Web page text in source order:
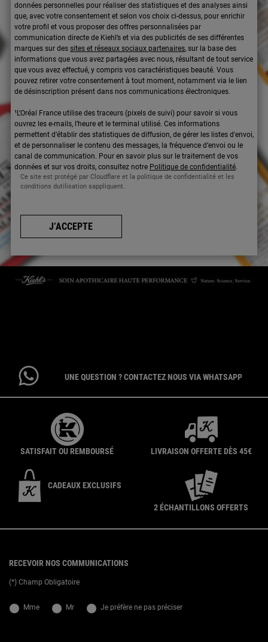
données personnelles pour réaliser des statistiques et des analyses ainsi
que, avec votre consentement et selon vos choix ci-dessus, pour enrichir
votre profil et vous proposer des offres personnalisées par
communication directe de Kiehl’s et via des publicités de ses différentes
marques sur des sites et réseaux sociaux partenaires, sur la base des
informations que vous avez partagées avec nous, résultant de tout service
que vous avez effectué, y compris vos caractéristiques beauté. Vous
pouvez retirer votre consentement à tout moment, notamment via le lien
de désinscription présent dans nos communications électroniques.
¹L’Oréal France utilise des traceurs (pixels de suivi) pour savoir si vous
ouvrez les e-mails, l’heure et le terminal utilisé. Ces informations
permettent d’établir des statistiques de diffusion, de gérer les listes d'envoi,
et de personnaliser le contenu des messages, la fréquence d’envoi ou le
canal de communication. Pour en savoir plus sur le traitement de vos
données et sur vos droits, consultez notre Politique de confidentialité.
Ce site est protégé par Cloudflare et la politique de confidentialité et les
conditions dutilisation sappliquent.
J’ACCEPTE
UNE QUESTION ? CONTACTEZ NOUS VIA WHATSAPP
SATISFAIT OU REMBOURSÉ LIVRAISON OFFERTE DÈS 45€
CADEAUX EXCLUSIFS
2 ÉCHANTILLONS OFFERTS
RECEVOIR NOS COMMUNICATIONS
(*) Champ Obligatoire
newslettersignup.title.legend
Mme Mr Je préfère ne pas préciser